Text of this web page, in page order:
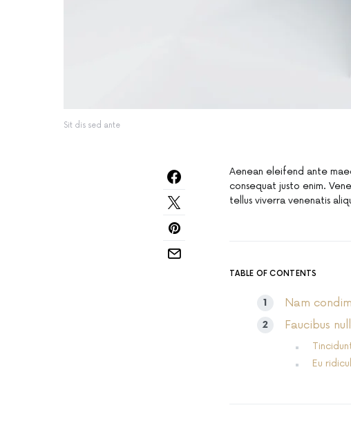
Sit dis sed ante
Aenean eleifend ante
consequat justo enim.
tellus viverra venenatis
TABLE OF CONTENTS
Nam
Faucibus
Eu